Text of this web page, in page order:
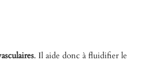
. Il aide donc à fluidifier le